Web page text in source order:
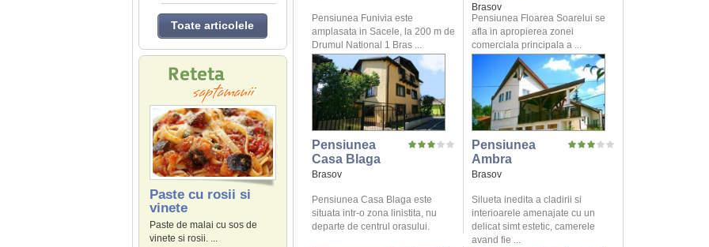
Toate articolele
Paste cu rosii si
vinete
Paste de malai cu sos de
vinete si rosii. ...
Pensiunea Funivia este
amplasata in Sacele, la 200 m de
Drumul National 1 Bras ...
Brasov
Pensiunea Floarea Soarelui se
afla in apropierea zonei
comerciala principala a ...
Pensiunea
Casa Blaga
Brasov
Pensiunea Casa Blaga este
situata intr-o zona linistita, nu
departe de centrul orasului.
Pensiunea
Ambra
Brasov
Silueta inedita a cladirii si
interioarele amenajate cu un
delicat simt estetic, camerele
avand fie ...